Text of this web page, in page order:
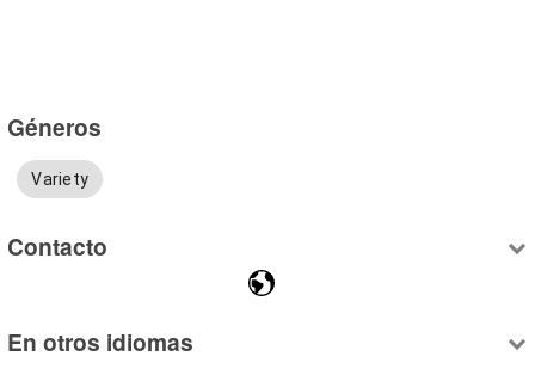
Géneros
Variety
Contacto
En otros idiomas